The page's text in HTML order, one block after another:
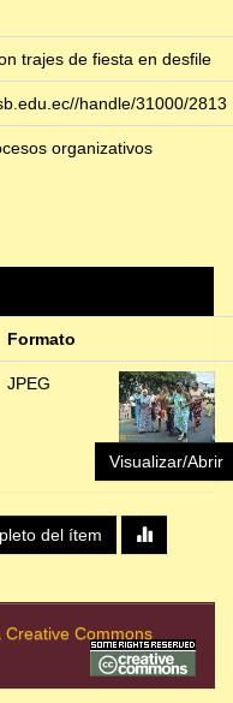
trajes de fiesta en desfile
handle/31000/2813
organizativos
Formato
JPEG
Visualizar/Abrir
del ítem
Commons